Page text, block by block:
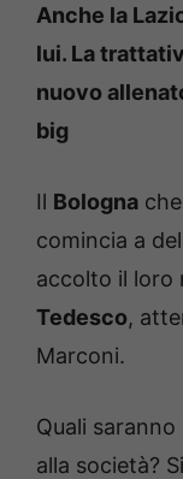
Anche la
lui. La
nuovo
big
Il Bologna
comincia a
accolto il loro
Tedesco,
Marconi.
Quali
alla società?